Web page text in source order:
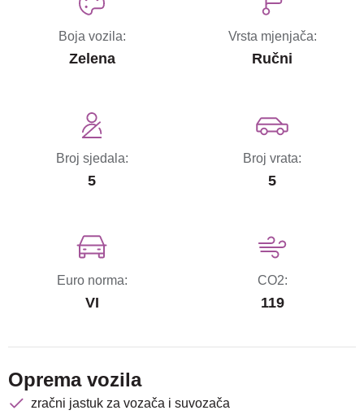
Boja vozila:
Zelena
Vrsta mjenjača:
Ručni
Broj sjedala:
5
Broj vrata:
5
Euro norma:
VI
CO2:
119
Oprema vozila
zračni jastuk za vozača i suvozača